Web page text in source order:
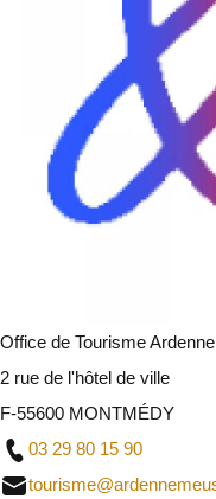
Office de Tourisme
2 rue de l'hôtel de ville
F-55600 MONTMÉDY
03 29 80 15 90